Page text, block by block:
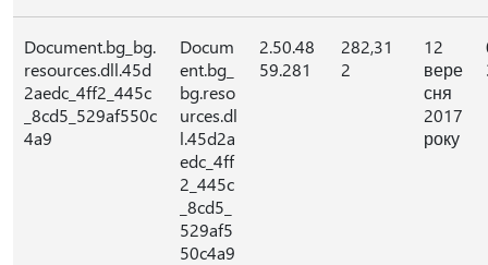
Document.bg_bg.
resources.dll.45d
2aedc_4ff2_445c
_8cd5_529af550c
4a9
Docum
ent.bg_
bg.reso
urces.dl
l.45d2a
edc_4ff
2_445c
_8cd5_
529af5
50c4a9
2.50.48
59.281
282,31
2
12
вере
сня
2017
року